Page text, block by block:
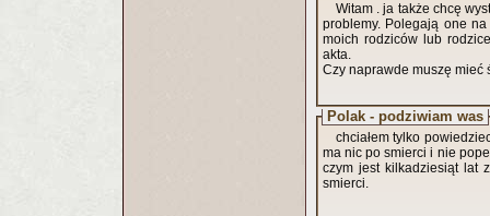
Witam . ja także chcę
problemy. Polegają one
moich rodziców lub
akta.
Czy naprawde muszę mieć
Polak - podziwiam was
chciałem tylko
ma nic po smierci i nie
czym jest kilkadziesiąt lat
smierci.